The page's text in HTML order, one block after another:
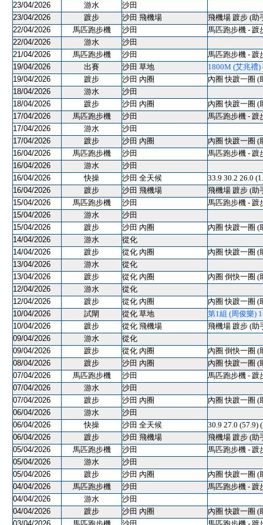
23/04/2026
游水
沙田
23/04/2026
踱步 沙田 飛機場
飛機場 踱步 (助
22/04/2026
馬匹跑步機 沙田
馬匹跑步機 - 踱
22/04/2026
游水
沙田
21/04/2026
馬匹跑步機 沙田
馬匹跑步機 - 踱
19/04/2026
出賽 沙田 草地
1800M (艾兆禮)
19/04/2026
踱步 沙田 內圈
內圈 快踱一圈 (
18/04/2026
游水
沙田
18/04/2026
踱步 沙田 內圈
內圈 快踱一圈 (
17/04/2026
馬匹跑步機 沙田
馬匹跑步機 - 踱
17/04/2026
游水
沙田
17/04/2026
踱步 沙田 內圈
內圈 快踱一圈 (
16/04/2026
馬匹跑步機 沙田
馬匹跑步機 - 踱
16/04/2026
游水
沙田
16/04/2026
快操 沙田 全天候
33.9 30.2 26.0
16/04/2026
踱步 沙田 飛機場
飛機場 踱步 (助
15/04/2026
馬匹跑步機 沙田
馬匹跑步機 - 踱
15/04/2026
游水
沙田
15/04/2026
踱步 沙田 內圈
內圈 快踱一圈 (
14/04/2026
游水
從化
14/04/2026
踱步 從化 內圈
內圈 快踱一圈 (
13/04/2026
游水
從化
13/04/2026
踱步 從化 內圈
內圈 倒快一圈 (
12/04/2026
游水
從化
12/04/2026
踱步 從化 內圈
內圈 快踱一圈 (
10/04/2026
試閘 從化 草地
第1組 (周俊樂)
10/04/2026
踱步 從化 飛機場
飛機場 踱步 (助
09/04/2026
游水
從化
09/04/2026
踱步 從化 內圈
內圈 倒快一圈 (
08/04/2026
踱步 沙田 內圈
內圈 快踱一圈 (
07/04/2026
馬匹跑步機 沙田
馬匹跑步機 - 踱
07/04/2026
游水
沙田
07/04/2026
踱步 沙田 內圈
內圈 快踱一圈 (
06/04/2026
游水
沙田
06/04/2026
快操 沙田 全天候
30.9 27.0 (57.9)
06/04/2026
踱步 沙田 飛機場
飛機場 踱步 (助
05/04/2026
馬匹跑步機 沙田
馬匹跑步機 - 踱
05/04/2026
游水
沙田
05/04/2026
踱步 沙田 內圈
內圈 快踱一圈 (
04/04/2026
馬匹跑步機 沙田
馬匹跑步機 - 踱
04/04/2026
游水
沙田
04/04/2026
踱步 沙田 內圈
內圈 快踱一圈 (